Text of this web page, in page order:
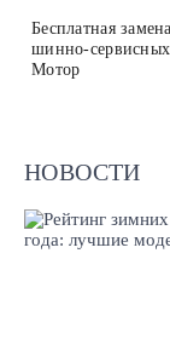
Бесплатная
шинно-
Мотор
НОВОСТИ